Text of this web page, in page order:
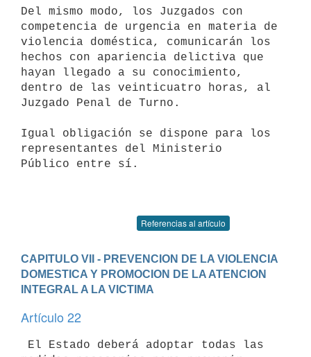
Del mismo modo, los Juzgados con
competencia de urgencia en materia de
violencia doméstica, comunicarán los
hechos con apariencia delictiva que
hayan llegado a su conocimiento,
dentro de las veinticuatro horas, al
Juzgado Penal de Turno.
Igual obligación se dispone para los
representantes del Ministerio
Público entre sí.
Referencias al artículo
CAPITULO VII - PREVENCION DE LA VIOLENCIA
DOMESTICA Y PROMOCION DE LA ATENCION
INTEGRAL A LA VICTIMA
Artículo 22